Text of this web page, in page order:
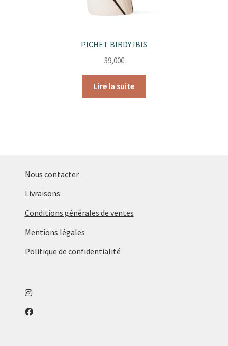
PICHET BIRDY IBIS
39,00€
Lire la suite
Nous contacter
Livraisons
Conditions générales de ventes
Mentions légales
Politique de confidentialité